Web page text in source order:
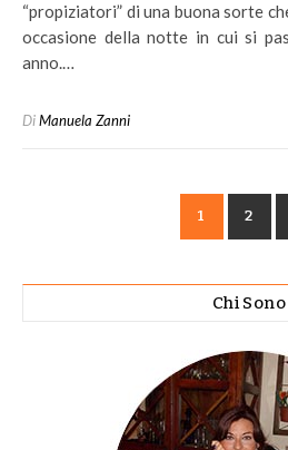
“propiziatori” di una buona sorte
occasione della notte in cui si
anno.…
DiManuela Zanni
1 2
Chi Sono